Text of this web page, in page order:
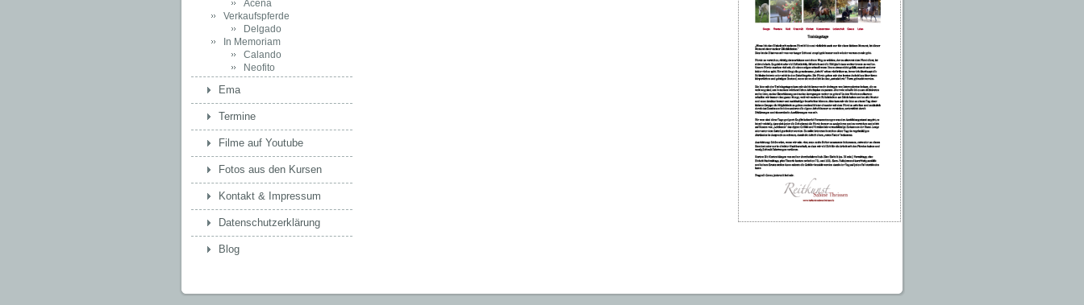
Aceña
Verkaufspferde
Delgado
In Memoriam
Calando
Neofito
Ema
Termine
Filme auf Youtube
Fotos aus den Kursen
Kontakt & Impressum
Datenschutzerklärung
Blog